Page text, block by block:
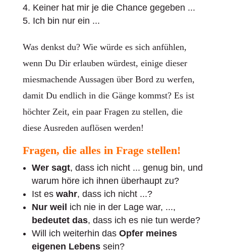
Keiner hat mir je die Chance gegeben ...
Ich bin nur ein ...
Was denkst du? Wie würde es sich anfühlen,
wenn Du Dir erlauben würdest, einige dieser
miesmachende Aussagen über Bord zu werfen,
damit Du endlich in die Gänge kommst? Es ist
höchter Zeit, ein paar Fragen zu stellen, die
diese Ausreden auflösen werden!
Fragen, die alles in Frage stellen!
Wer sagt, dass ich nicht ... genug bin, und
warum höre ich ihnen überhaupt zu?
Ist es wahr, dass ich nicht ...?
Nur weil ich nie in der Lage war, ...,
bedeutet das, dass ich es nie tun werde?
Will ich weiterhin das Opfer meines
eigenen Lebenssein?